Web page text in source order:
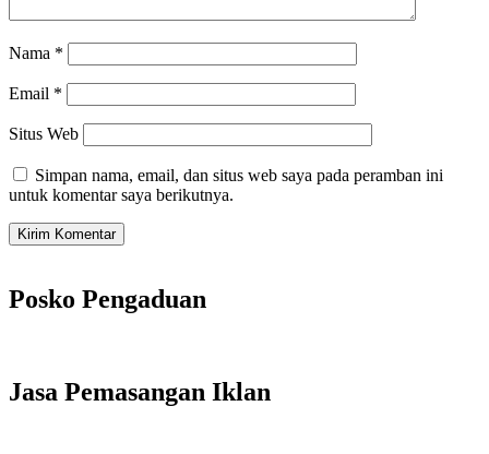
Nama *
Email *
Situs Web
Simpan nama, email, dan situs web saya pada peramban ini
untuk komentar saya berikutnya.
Posko Pengaduan
Jasa Pemasangan Iklan